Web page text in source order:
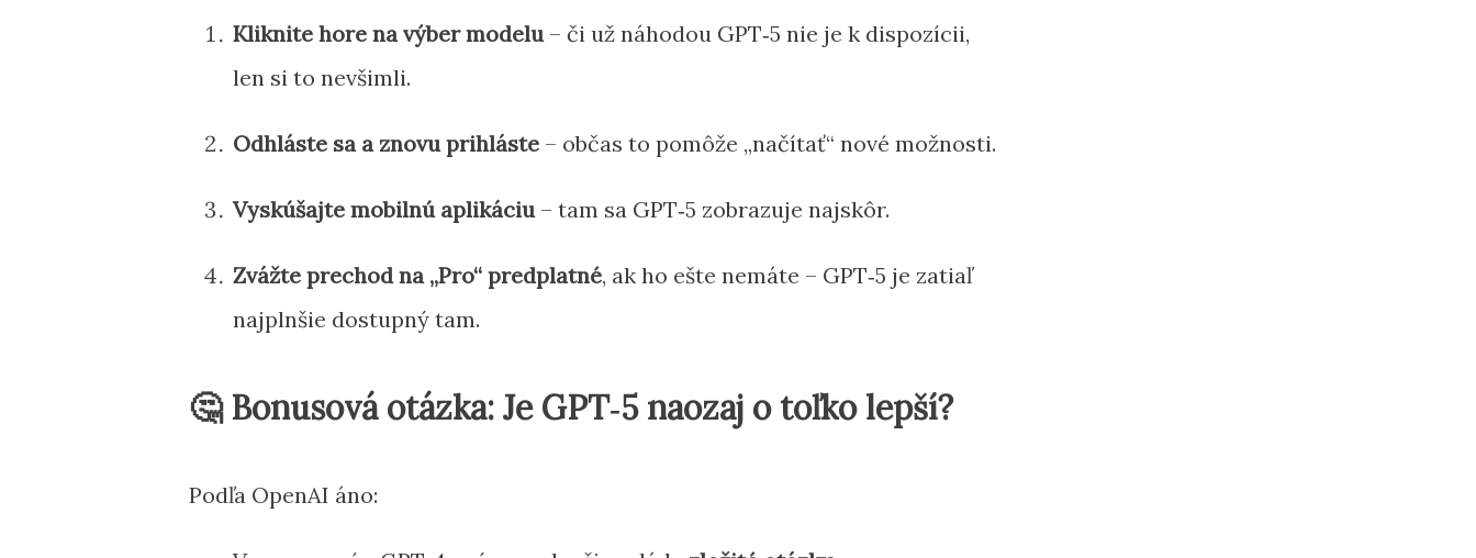
Kliknite hore na výber modelu– či už náhodou GPT‑5 nie je k dispozícii,
len si to nevšimli.
Odhláste sa a znovu prihláste – občas to pomôže „načítať“ nové možnosti.
Vyskúšajte mobilnú aplikáciu– tam sa GPT‑5 zobrazuje najskôr.
Zvážte prechod na „Pro“ predplatné, ak ho ešte nemáte – GPT‑5 je zatiaľ
najplnšie dostupný tam.
🤔 Bonusová otázka: Je GPT‑5 naozaj o toľko lepší?
Podľa OpenAI áno: